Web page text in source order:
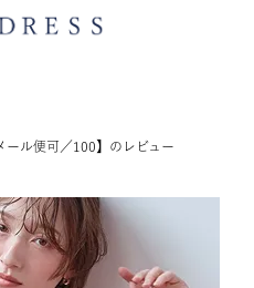
ル便可／100】のレビュー